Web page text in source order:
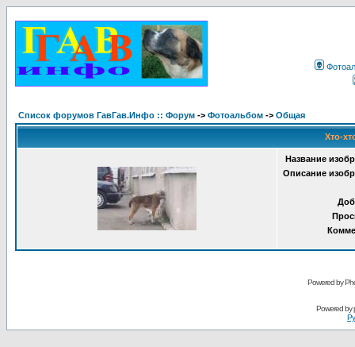
Список форумов ГавГав.Инфо :: Форум -> Фотоальбом -> Общая
Хто-
Название
Описание
Powered by
Powered by